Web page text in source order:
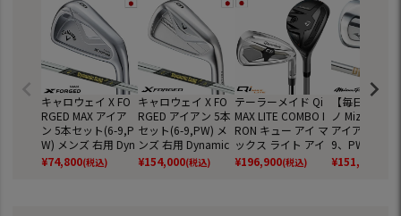
キャロウェイ X FO
RGED MAX アイア
ン 5本セット(6-9,P
W) メンズ 右用 Dyn
amic Gold MID 115
スチールシャフト
¥74,800(税込)
キャロウェイ X FO
RGED アイアン 5本
セット(6-9,PW) メ
ンズ 右用 Dynamic
Gold MID115 スチ
ールシャフト 日本
¥154,000(税込)
テーラーメイド Qi
MAX LITE COMBO I
RON キュー アイ マ
ックス ライト アイ
アン＋レスキュー 6
本セット(6H,7I-P
¥196,900(税込)
【毎日発送】
ノ Mizuno
アイアン 6本
9、PW) メン
用 Dynamic
20 スチール
¥151,800